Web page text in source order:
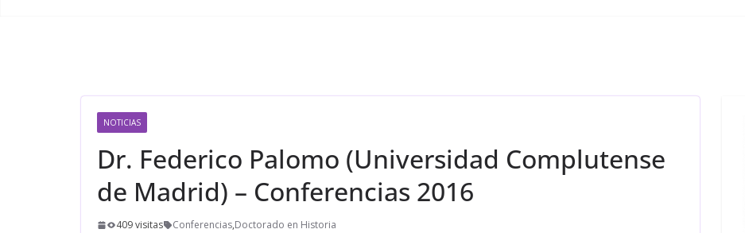
NOTICIAS
Dr. Federico Palomo (Universidad Complutense
de Madrid) – Conferencias 2016
409 visitas Conferencias,Doctorado en Historia